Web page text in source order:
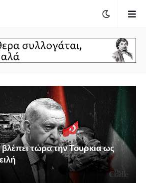
βλέπει τώρα την Τουρκία ως